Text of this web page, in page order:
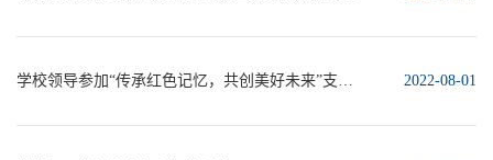
学校领导参加“传承红色记忆，共创美好未来”支部共建主题党日活动 2022-08-01